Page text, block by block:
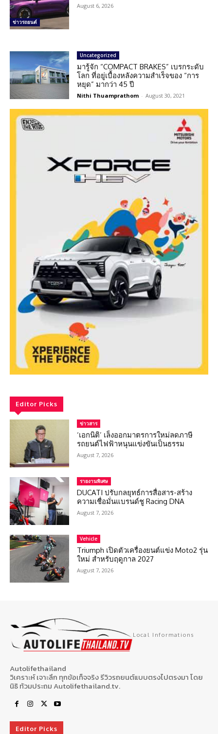
ข่าวรถยนต์
August 6, 2026
Uncategorized
มารู้จัก “COMPACT BRAKES” เบรกระดับ
โลก ที่อยู่เบื้องหลังความสำเร็จของ “การ
หยุด” มากว่า 45 ปี
Nithi Thuamprathom - August 30, 2021
Editor Picks
ข่าวสาร
‘เอกนิติ’ เล็งออกมาตรการใหม่ลดภาษี
รถยนต์ไฟฟ้าหนุนแข่งขันเป็นธรรม
August 7, 2026
รายงานพิเศษ
DUCATI ปรับกลยุทธ์การสื่อสาร-สร้าง
ความเชื่อมั่นแบรนด์ชู Racing DNA
August 7, 2026
Vehicle
Triumph เปิดตัวเครื่องยนต์แข่ง Moto2 รุ่น
ใหม่ สำหรับฤดูกาล 2027
August 7, 2026
Local Informations
Autolifethailand
วิเคราะห์ เจาะลึก ทุกข้อเท็จจริง รีวิวรถยนต์แบบตรงไปตรงมา โดย
นิธิ ท้วมประถม Autolifethailand.tv.
Editor Picks